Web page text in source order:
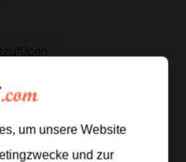
um unsere Website
und zur